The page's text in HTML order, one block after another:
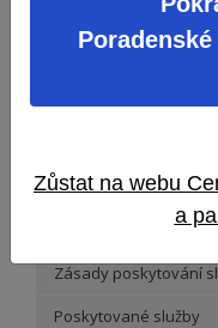
Aktuality
Zásady poskytování
Poskytované služby
Zůstat na webu
a